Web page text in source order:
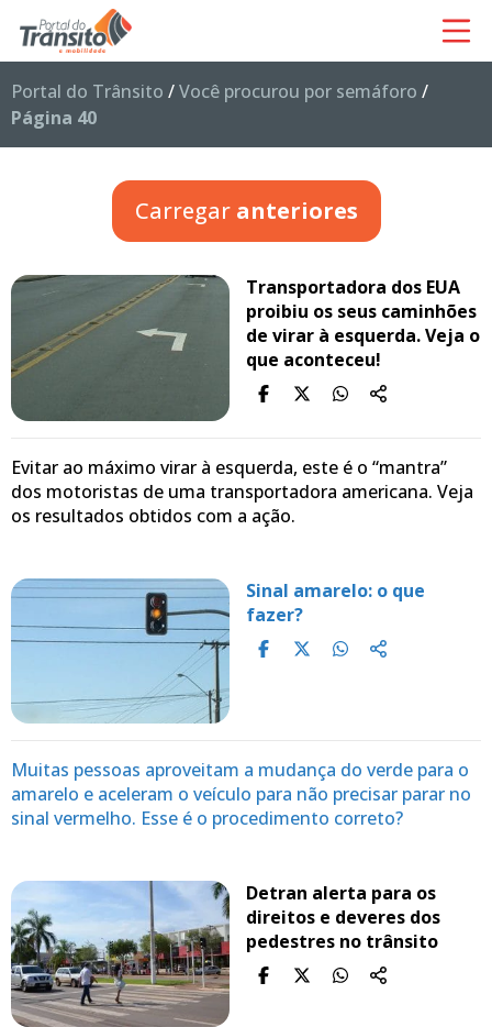
Portal do Trânsito /Você procurou por semáforo /
Página 40
Carregar anteriores
Transportadora dos EUA
proibiu os seus caminhões
de virar à esquerda. Veja o
que aconteceu!
Evitar ao máximo virar à esquerda, este é o “mantra”
dos motoristas de uma transportadora americana. Veja
os resultados obtidos com a ação.
Sinal amarelo: o que
fazer?
Muitas pessoas aproveitam a mudança do verde para o
amarelo e aceleram o veículo para não precisar parar no
sinal vermelho. Esse é o procedimento correto?
Detran alerta para os
direitos e deveres dos
pedestres no trânsito